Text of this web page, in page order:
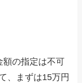
額の指定は不可
、まずは15万円